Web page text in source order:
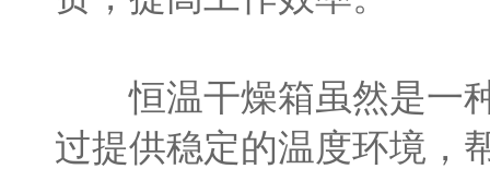
恒温干燥箱虽然是一种
过提供稳定的温度环境，